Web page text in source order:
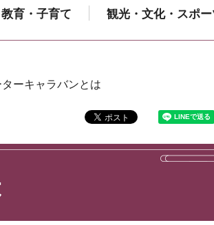
教育・子育て 観光・文化・スポー
ーキャラバンとは